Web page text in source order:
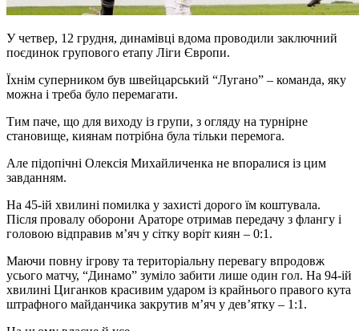
У четвер, 12 грудня, динамівці вдома проводили заключний
поєдинок групового етапу Ліги Європи.
Їхнім суперником був швейцарський “Лугано” – команда, яку
можна і треба було перемагати.
Тим паче, що для виходу із групи, з огляду на турнірне
становище, киянам потрібна була тільки перемога.
Але підопічні Олексія Михайличенка не впоралися із цим
завданням.
На 45-ій хвилині помилка у захисті дорого їм коштувала.
Після провалу оборони Араторе отримав передачу з флангу і
головою відправив м’яч у сітку воріт киян – 0:1.
Маючи повну ігрову та територіальну перевагу впродовж
усього матчу, “Динамо” зуміло забити лише один гол. На 94-ій
хвилині Циганков красивим ударом із крайнього правого кута
штрафного майданчика закрутив м’яч у дев’ятку – 1:1.